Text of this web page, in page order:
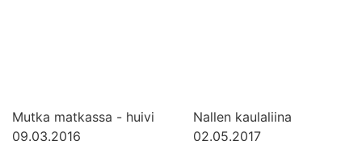
Mutka matkassa - huivi
09.03.2016
Nallen kaulaliina
02.05.2017